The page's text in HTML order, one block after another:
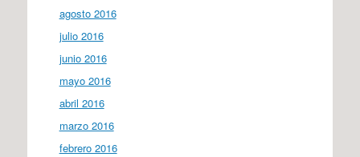
agosto 2016
julio 2016
junio 2016
mayo 2016
abril 2016
marzo 2016
febrero 2016